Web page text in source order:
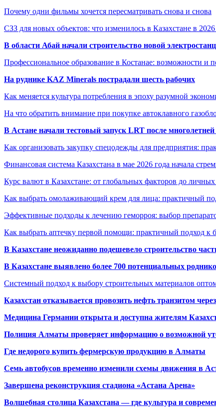
Почему одни фильмы хочется пересматривать снова и снова
СЗЗ для новых объектов: что изменилось в Казахстане в
В области Абай начали строительство новой
Профессиональное образование в Костанае: возможности и
На руднике KAZ Minerals пострадали шесть рабочих
Как меняется культура потребления в эпоху разумной
На что обратить внимание при покупке автоклавного
В Астане начали тестовый запуск LRT после
Как организовать закупку спецодежды для предприятия:
Финансовая система Казахстана в мае 2026 года начала
Курс валют в Казахстане: от глобальных факторов до
Как выбрать омолаживающий крем для лица: практичный
Эффективные подходы к лечению геморроя: выбор
Как выбрать аптечку первой помощи: практичный подход к
В Казахстане неожиданно подешевело строительство
В Казахстане выявлено более 700 потенциальных
Системный подход к выбору строительных материалов
Казахстан отказывается провозить нефть транзитом
Медицина Германии открыта и доступна жителям
Полиция Алматы проверяет информацию о возможной
Где недорого купить фермерскую продукцию в Алматы
Семь автобусов временно изменили схемы движения в
Завершена реконструкция стадиона «Астана Арена»
Волшебная столица Казахстана — где культура и